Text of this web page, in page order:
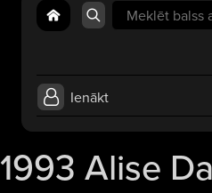
Search
for:
Ienākt
1993 Alise